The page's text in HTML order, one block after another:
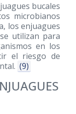
bucales
microbianos
los enjuagues
utilizan para
en los
el riesgo de
(9)